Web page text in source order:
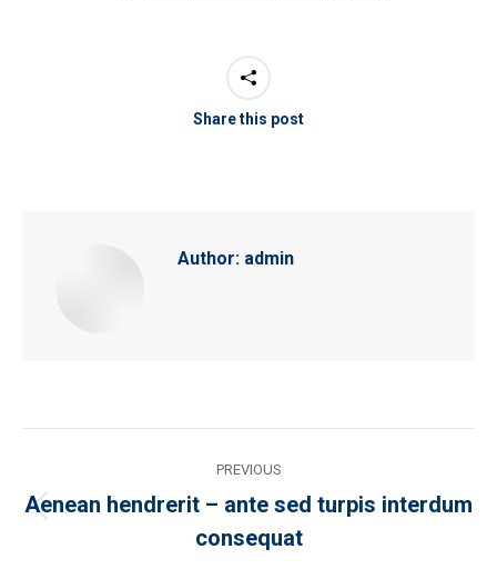
Share this post
Author: admin
navigation
PREVIOUS
Previous
post:
Aenean hendrerit – ante sed turpis interdum
consequat